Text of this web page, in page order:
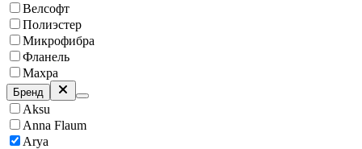
Велсофт
Полиэстер
Микрофибра
Фланель
Махра
Бренд
Aksu
Anna Flaum
Arya